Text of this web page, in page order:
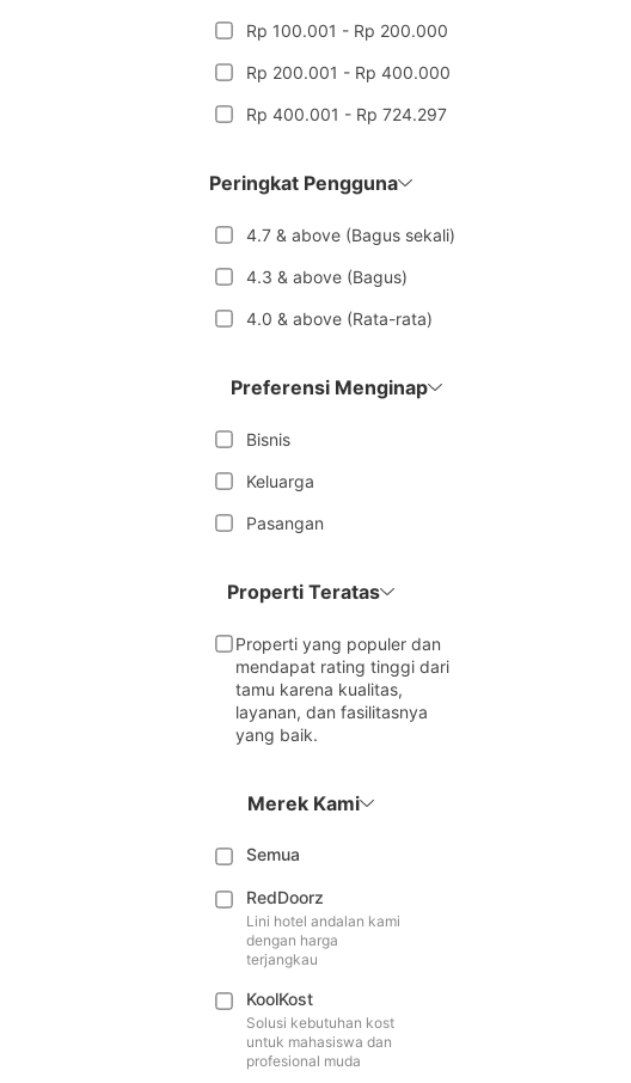
Rp 100.001 - Rp 200.000
Rp 200.001 - Rp 400.000
Rp 400.001 - Rp 724.297
Peringkat Pengguna
4.7 & above (Bagus sekali)
4.3 & above (Bagus)
4.0 & above (Rata-rata)
Preferensi Menginap
Bisnis
Keluarga
Pasangan
Properti Teratas
Properti yang populer dan
mendapat rating tinggi dari
tamu karena kualitas,
layanan, dan fasilitasnya
yang baik.
Merek Kami
Semua
RedDoorz
Lini hotel andalan kami
dengan harga
terjangkau
KoolKost
Solusi kebutuhan kost
untuk mahasiswa dan
profesional muda